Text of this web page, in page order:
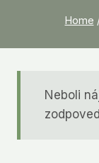
Home
Neboli